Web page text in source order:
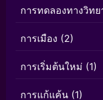
การทดลองทางวิทย
การเมือง (2)
การเริ่มต้นใหม่ (1)
การแก้แค้น (1)